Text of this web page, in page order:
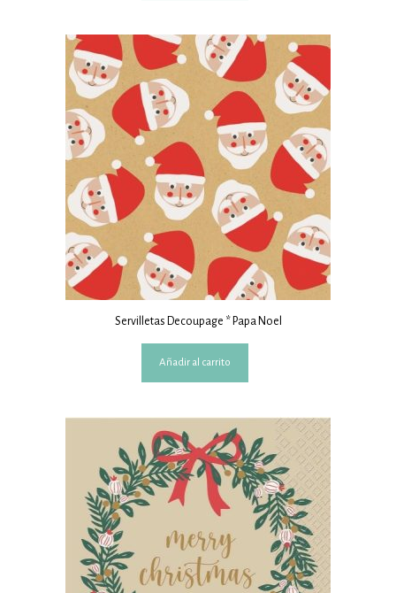
Servilletas Decoupage * Papa Noel
Añadir al carrito